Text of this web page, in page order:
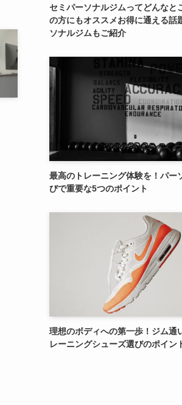
セミパーソナルジムってどんなと
の方にもオススメお得に通える話
ソナルジムもご紹介
最高のトレーニング体験を！パー
びで重要な5つのポイント
理想のボディへの第一歩！ジム通
レーニングシューズ選びのポイン